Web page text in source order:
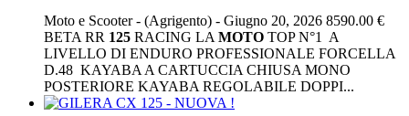
Moto e Scooter- (Agrigento) - Giugno 20, 2026 8590.00 €
BETA RR 125 RACING LA MOTO TOP N°1 A
LIVELLO DI ENDURO PROFESSIONALE FORCELLA
D.48 KAYABA A CARTUCCIA CHIUSA MONO
POSTERIORE KAYABA REGOLABILE DOPPI...